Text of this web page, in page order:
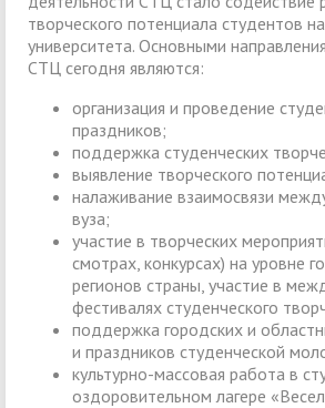
творческого потенциала студентов
университета. Основными
СТЦ сегодня являются:
организация и проведение
праздников;
поддержка студенческих
выявление творческого
налаживание взаимосвязи
вуза;
участие в творческих
смотрах, конкурсах) на уровне
регионов страны, участие в
фестивалях студенческого
поддержка городских и
и праздников студенческой
культурно-массовая работа в
оздоровительном лагере